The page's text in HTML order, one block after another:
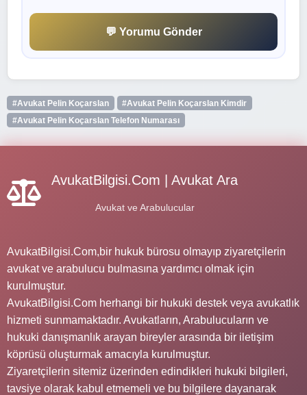
💬 Yorumu Gönder
#Avukat Pelin Koçarslan
#Avukat Pelin Koçarslan Kimdir
#Avukat Pelin Koçarslan Telefon Numarası
AvukatBilgisi.Com | Avukat Ara
Avukat ve Arabulucular
AvukatBilgisi.Com,bir hukuk bürosu olmayıp ziyaretçilerin
avukat ve arabulucu bulmasına yardımcı olmak için
kurulmuştur.
AvukatBilgisi.Com herhangi bir hukuki destek veya avukatlık
hizmeti sunmamaktadır. Avukatların, Arabulucuların ve
hukuki danışmanlık arayan bireyler arasında bir iletişim
köprüsü oluşturmak amacıyla kurulmuştur.
Ziyaretçilerin sitemiz üzerinden edindikleri hukuki bilgileri,
tavsiye olarak kabul etmemeli ve bu bilgilere dayanarak